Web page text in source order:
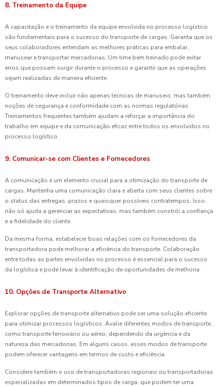
8. Treinamento da Equipe
A capacitação e o treinamento da equipe envolvida no processo logístico
são fundamentais para o sucesso do transporte de cargas. Garanta que os
seus colaboradores entendam as melhores práticas para embalar,
manusear e transportar mercadorias. Um time bem treinado pode evitar
erros que possam surgir durante o processo e garantir que as operações
sejam realizadas de maneira eficiente.
O treinamento deve incluir não apenas técnicas de manuseio, mas também
noções de segurança e conformidade com as normas regulatórias.
Treinamentos frequentes também ajudam a reforçar a importância do
trabalho em equipe e da comunicação eficaz entre todos os envolvidos no
processo logístico.
9. Comunicar-se com Clientes e Fornecedores
A comunicação é um elemento crucial para a otimização do transporte de
cargas. Mantenha uma comunicação clara e aberta com seus clientes sobre
o status das entregas, prazos e quaisquer possíveis contratempos. Isso
não só ajuda a gerenciar as expectativas, mas também constrói a confiança
e a fidelidade do cliente.
Da mesma forma, estabelecer boas relações com os fornecedores da
transportadora pode melhorar a eficiência do transporte. Colaboração
entre todas as partes envolvidas no processo é essencial para o sucesso
da logística e pode levar à identificação de oportunidades de melhoria.
10. Opções de Transporte Alternativo
Explorar opções de transporte alternativo pode ser uma solução eficiente
para otimizar processos logísticos. Avalie diferentes modos de transporte,
como transporte ferroviário ou aéreo, dependendo da urgência e da
natureza das mercadorias. Em alguns casos, esses modos de transporte
podem oferecer vantagens em termos de custo e eficiência.
Considere também o uso de transportadoras regionais ou transportadoras
especializadas em determinados tipos de carga, que podem ter uma